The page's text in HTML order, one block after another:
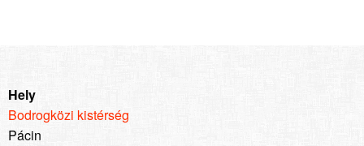
Hely
Bodrogközi kistérség
Pácin